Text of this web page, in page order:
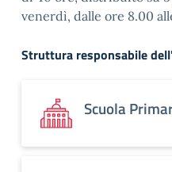
venerdì, dalle ore 8.00
Struttura responsabile
Scuola